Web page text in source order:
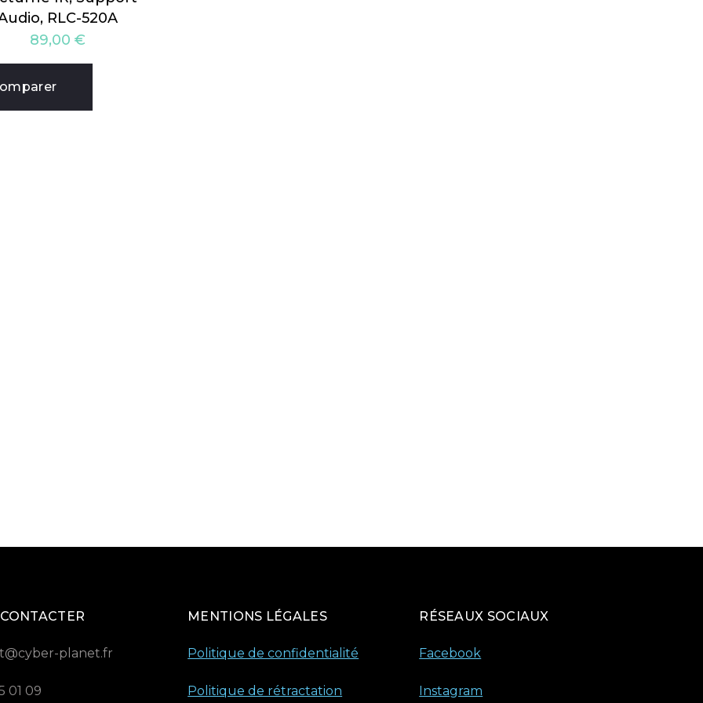
RLC-520A
89,00 €
planet.fr
01 09
MENTIONS LÉGALES
Politique de confidentialité
Politique de rétractation
RÉSEAUX SOCIAUX
Facebook
Instagram